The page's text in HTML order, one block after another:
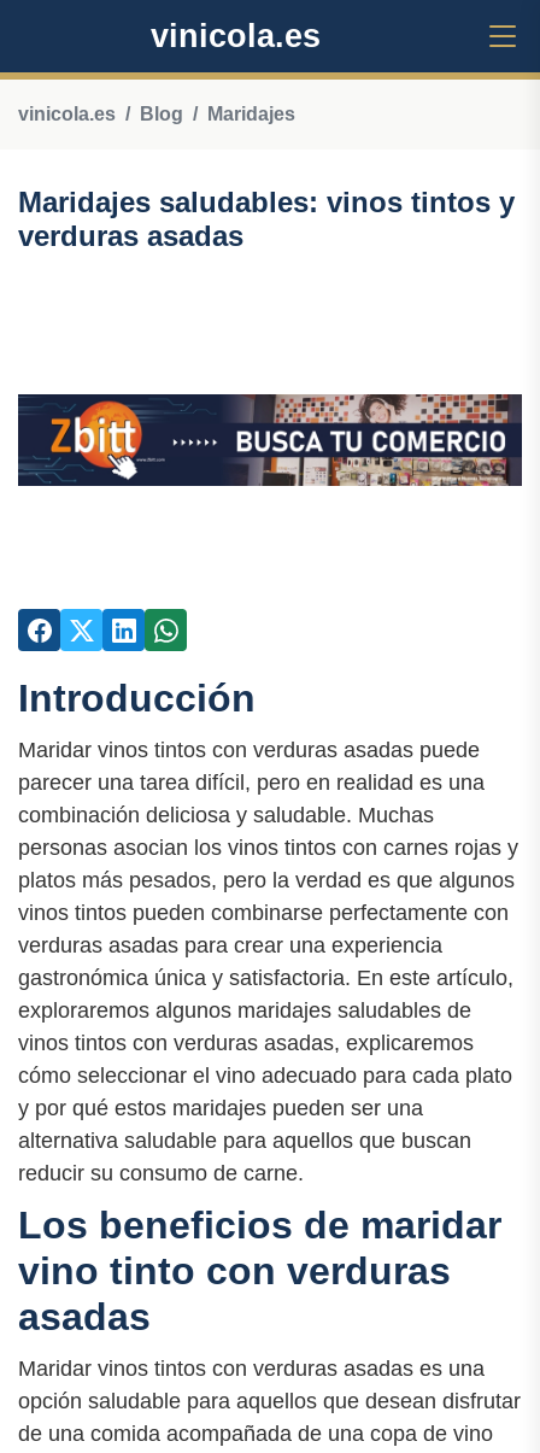
vinicola.es
vinicola.es Blog Maridajes
Maridajes saludables: vinos tintos y
verduras asadas
Introducción
Maridar vinos tintos con verduras asadas puede
parecer una tarea difícil, pero en realidad es una
combinación deliciosa y saludable. Muchas
personas asocian los vinos tintos con carnes rojas y
platos más pesados, pero la verdad es que algunos
vinos tintos pueden combinarse perfectamente con
verduras asadas para crear una experiencia
gastronómica única y satisfactoria. En este artículo,
exploraremos algunos maridajes saludables de
vinos tintos con verduras asadas, explicaremos
cómo seleccionar el vino adecuado para cada plato
y por qué estos maridajes pueden ser una
alternativa saludable para aquellos que buscan
reducir su consumo de carne.
Los beneficios de maridar
vino tinto con verduras
asadas
Maridar vinos tintos con verduras asadas es una
opción saludable para aquellos que desean disfrutar
de una comida acompañada de una copa de vino